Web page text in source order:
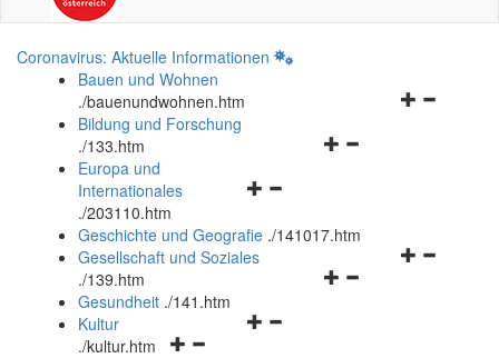
Coronavirus: Aktuelle Informationen
Bauen und Wohnen
./bauenundwohnen.htm
Navigationsmenü
Bildung und Forschung
./133.htm
Navigationsmenü
und
schließen
Europa und
Internationales
./203110.htm
Geschichte und Geografie ./141017.htm
Navigationsmenü
Gesellschaft und Soziales
./139.htm
Navigationsmenü
Gesundheit ./141.htm
Navigationsmenü
Kultur
./kultur.htm